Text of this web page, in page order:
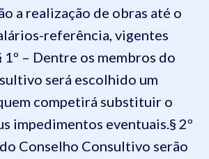
a realização de obras até o
referência, vigentes
1º – Dentre os membros do
será escolhido um
competirá substituir o
impedimentos eventuais.§ 2º
Conselho Consultivo serão